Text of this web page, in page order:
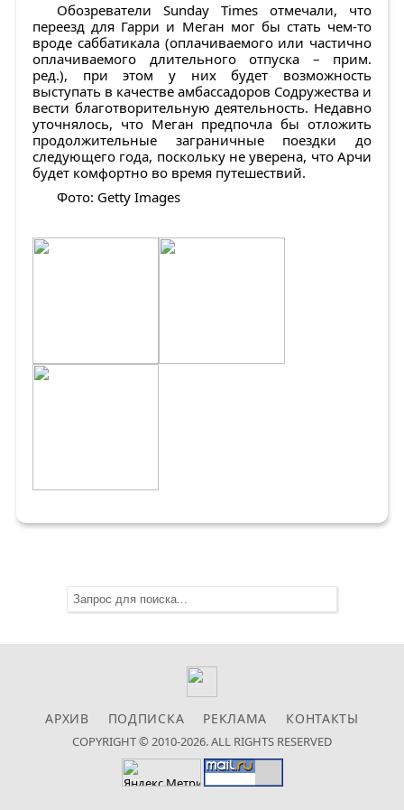
Обозреватели Sunday Times отмечали, что
переезд для Гарри и Меган мог бы стать чем-то
вроде саббатикала (оплачиваемого или частично
оплачиваемого длительного отпуска – прим.
ред.), при этом у них будет возможность
выступать в качестве амбассадоров Содружества и
вести благотворительную деятельность. Недавно
уточнялось, что Меган предпочла бы отложить
продолжительные заграничные поездки до
следующего года, поскольку не уверена, что Арчи
будет комфортно во время путешествий.
Фото: Getty Images
АРХИВ ПОДПИСКА РЕКЛАМА КОНТАКТЫ
COPYRIGHT © 2010-2026. ALL RIGHTS RESERVED